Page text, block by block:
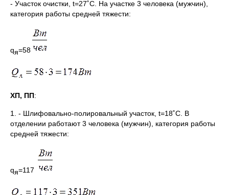
- Участок очистки, t=27˚C. На участке 3 человека (мужчин),
категория работы средней тяжести:
qя=58
ХП, ПП:
1. - Шлифовально-полировальный участок, t=18˚C. В
отделении работают 3 человека (мужчин), категория работы
средней тяжести:
qя=117